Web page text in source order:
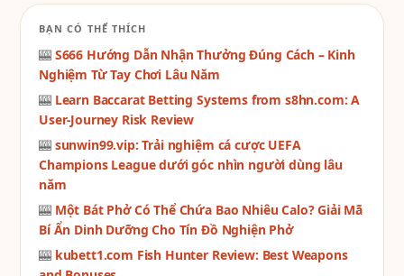
BẠN CÓ THỂ THÍCH
🎰 S666 Hướng Dẫn Nhận Thưởng Đúng Cách – Kinh
Nghiệm Từ Tay Chơi Lâu Năm
🎰 Learn Baccarat Betting Systems from s8hn.com: A
User-Journey Risk Review
🎰 sunwin99.vip: Trải nghiệm cá cược UEFA
Champions League dưới góc nhìn người dùng lâu
năm
🎰 Một Bát Phở Có Thể Chứa Bao Nhiêu Calo? Giải Mã
Bí Ẩn Dinh Dưỡng Cho Tín Đồ Nghiện Phở
🎰 kubett1.com Fish Hunter Review: Best Weapons